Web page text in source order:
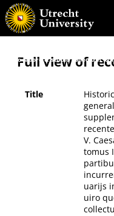
Historicum opus, in quatuor
omissae ab antiquis recentiorum
quàmplurimae res liberali
Carolo V. facta : tomus III,
magno labore & studio collectum,
Full view of
Title
V.
tomus
uarijs
uiro